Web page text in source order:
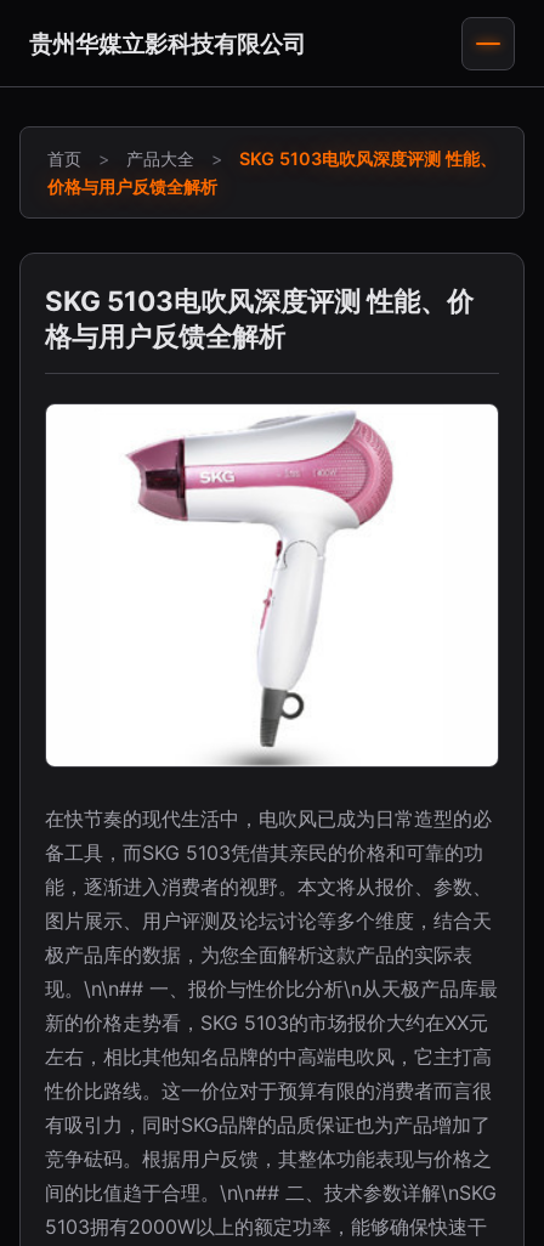
贵州华媒立影科技有限公司
首页 > 产品大全 >
SKG 5103电吹风深度评测 性能、
价格与用户反馈全解析
SKG 5103电吹风深度评测 性能、价
格与用户反馈全解析
在快节奏的现代生活中，电吹风已成为日常造型的必
备工具，而SKG 5103凭借其亲民的价格和可靠的功
能，逐渐进入消费者的视野。本文将从报价、参数、
图片展示、用户评测及论坛讨论等多个维度，结合天
极产品库的数据，为您全面解析这款产品的实际表
现。\n\n## 一、报价与性价比分析\n从天极产品库最
新的价格走势看，SKG 5103的市场报价大约在XX元
左右，相比其他知名品牌的中高端电吹风，它主打高
性价比路线。这一价位对于预算有限的消费者而言很
有吸引力，同时SKG品牌的品质保证也为产品增加了
竞争砝码。根据用户反馈，其整体功能表现与价格之
间的比值趋于合理。\n\n## 二、技术参数详解\nSKG
5103拥有2000W以上的额定功率，能够确保快速干